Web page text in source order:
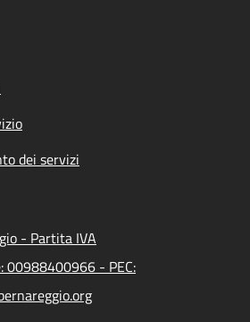
dei servizi
- Partita IVA
00988400966 - PEC: